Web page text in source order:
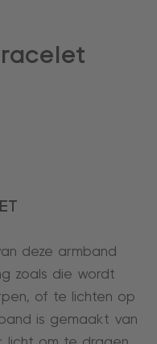
deze armband
zoals die wordt
of te lichten op
is gemaakt van